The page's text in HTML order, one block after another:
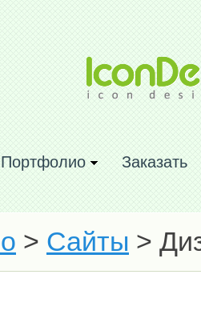
Портфолио Заказать
> Сайты >